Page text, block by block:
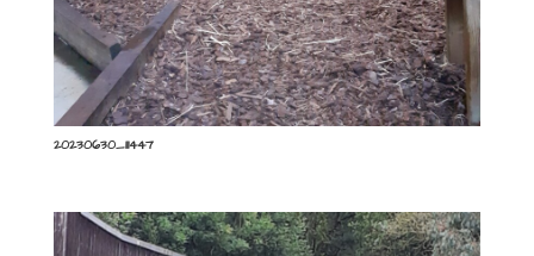
20230630_111447